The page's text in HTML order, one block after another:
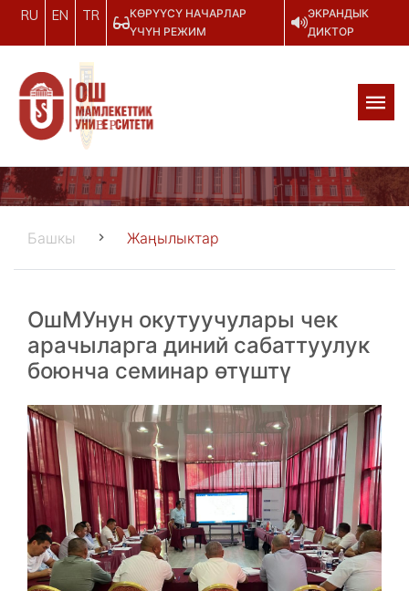
RU EN TR
КӨРҮҮСҮ НАЧАРЛАР
ҮЧҮН РЕЖИМ
ЭКРАНДЫК
ДИКТОР
Башкы Жаңылыктар
ОшМУнун окутуучулары чек
арачыларга диний сабаттуулук
боюнча семинар өтүштү